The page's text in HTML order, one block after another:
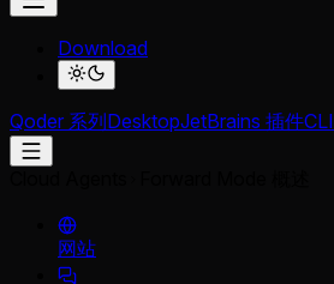
Download
Qoder 系列DesktopJetBrains 插件CLI
网站